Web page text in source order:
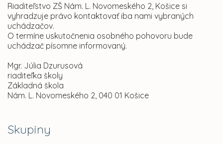
Skupiny
Riaditeľstvo ZŠ Nám. L. Novomeského 2, Košice si
vyhradzuje právo kontaktovať iba nami vybraných
uchádzačov.
O termíne uskutočnenia osobného pohovoru bude
uchádzač písomne informovaný.
Mgr. Júlia Dzurusová
riaditeľka školy
Základná škola
Nám. L. Novomeského 2, 040 01 Košice